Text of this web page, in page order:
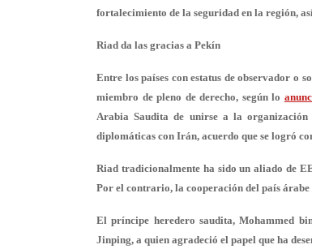
fortalecimiento de la seguridad en la región,
Riad da las gracias a Pekín
Entre los países con estatus de observador o
miembro de pleno de derecho, según lo
Arabia Saudita de unirse a la organización
diplomáticas con Irán, acuerdo que se logró
Riad tradicionalmente ha sido un aliado de
Por el contrario, la cooperación del país árabe
El príncipe heredero saudita,Mohammed
Jinping, a quien agradeció el papel que ha